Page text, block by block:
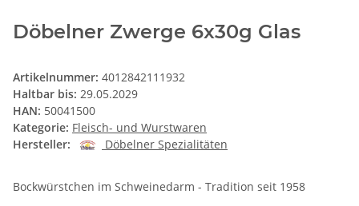
Döbelner Zwerge 6x30g Glas
Artikelnummer: 4012842111932
Haltbar bis: 29.05.2029
HAN: 50041500
Kategorie: Fleisch- und Wurstwaren
Hersteller:
Döbelner Spezialitäten
Bockwürstchen im Schweinedarm - Tradition seit 1958